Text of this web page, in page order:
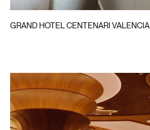
GRAND HOTEL CENTENARI VALENCIA